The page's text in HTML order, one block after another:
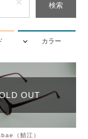
検索
カラー
OUT
（鯖江）